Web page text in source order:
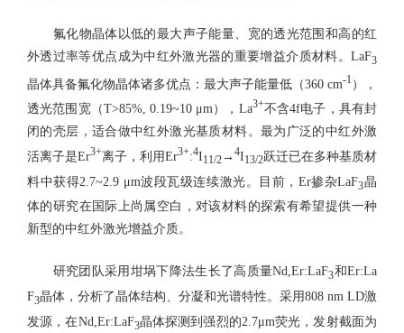
氟化物晶体以低的最大声子能量、宽的透光范围和高的红
外透过率等优点成为中红外激光器的重要增益介质材料。LaF3
晶体具备氟化物晶体诸多优点：最大声子能量低（360 cm-1 ），
透光范围宽（T>85%, 0.19~10 μm），La3+不含4f电子，具有封
闭的壳层，适合做中红外激光基质材料。最为广泛的中红外激
活离子是Er3+离子，利用Er3+:4I11/2→ 4I13/2跃迁已在多种基质材
料中获得2.7~2.9 μm波段瓦级连续激光。目前，Er掺杂LaF3晶
体的研究在国际上尚属空白，对该材料的探索有希望提供一种
新型的中红外激光增益介质。
研究团队采用坩埚下降法生长了高质量Nd,Er:LaF3和Er:La
F3晶体，分析了晶体结构、分凝和光谱特性。采用808 nm LD激
发源，在Nd,Er:LaF3晶体探测到强烈的2.7μm荧光，发射截面为